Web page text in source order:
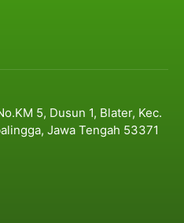
5, Dusun 1, Blater, Kec.
Jawa Tengah 53371